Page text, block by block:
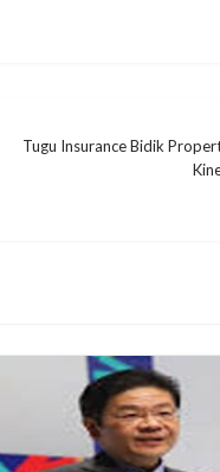
Tugu Insurance Bidik